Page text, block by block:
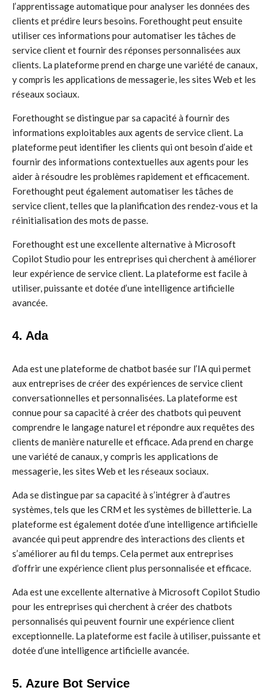
l’apprentissage automatique pour analyser les données des
clients et prédire leurs besoins. Forethought peut ensuite
utiliser ces informations pour automatiser les tâches de
service client et fournir des réponses personnalisées aux
clients. La plateforme prend en charge une variété de canaux,
y compris les applications de messagerie, les sites Web et les
réseaux sociaux.
Forethought se distingue par sa capacité à fournir des
informations exploitables aux agents de service client. La
plateforme peut identifier les clients qui ont besoin d’aide et
fournir des informations contextuelles aux agents pour les
aider à résoudre les problèmes rapidement et efficacement.
Forethought peut également automatiser les tâches de
service client, telles que la planification des rendez-vous et la
réinitialisation des mots de passe.
Forethought est une excellente alternative à Microsoft
Copilot Studio pour les entreprises qui cherchent à améliorer
leur expérience de service client. La plateforme est facile à
utiliser, puissante et dotée d’une intelligence artificielle
avancée.
4. Ada
Ada est une plateforme de chatbot basée sur l’IA qui permet
aux entreprises de créer des expériences de service client
conversationnelles et personnalisées. La plateforme est
connue pour sa capacité à créer des chatbots qui peuvent
comprendre le langage naturel et répondre aux requêtes des
clients de manière naturelle et efficace. Ada prend en charge
une variété de canaux, y compris les applications de
messagerie, les sites Web et les réseaux sociaux.
Ada se distingue par sa capacité à s’intégrer à d’autres
systèmes, tels que les CRM et les systèmes de billetterie. La
plateforme est également dotée d’une intelligence artificielle
avancée qui peut apprendre des interactions des clients et
s’améliorer au fil du temps. Cela permet aux entreprises
d’offrir une expérience client plus personnalisée et efficace.
Ada est une excellente alternative à Microsoft Copilot Studio
pour les entreprises qui cherchent à créer des chatbots
personnalisés qui peuvent fournir une expérience client
exceptionnelle. La plateforme est facile à utiliser, puissante et
dotée d’une intelligence artificielle avancée.
5. Azure Bot Service